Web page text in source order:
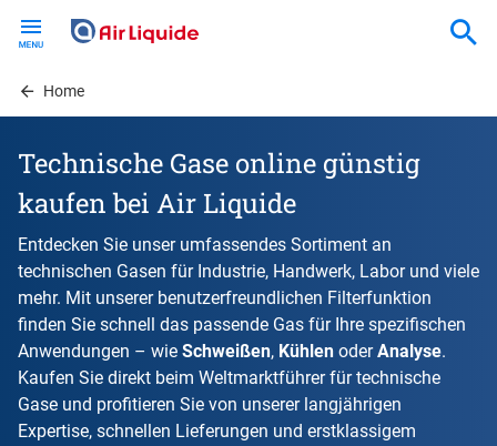
contentHome
Technische Gase online günstig
kaufen bei Air Liquide
Entdecken Sie unser umfassendes Sortiment an
technischen Gasen für Industrie, Handwerk, Labor und viele
mehr. Mit unserer benutzerfreundlichen Filterfunktion
finden Sie schnell das passende Gas für Ihre spezifischen
Anwendungen – wie Schweißen, Kühlen oderAnalyse.
Kaufen Sie direkt beim Weltmarktführer für technische
Gase und profitieren Sie von unserer langjährigen
Expertise, schnellen Lieferungen und erstklassigem